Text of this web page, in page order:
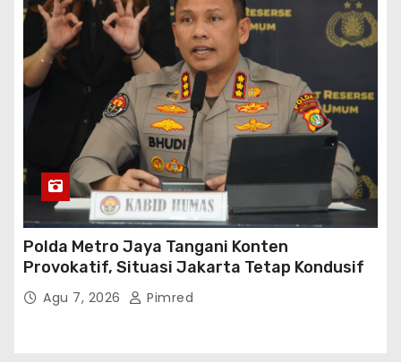
Polda Metro Jaya Tangani Konten
Provokatif, Situasi Jakarta Tetap Kondusif
Agu 7, 2026 Pimred